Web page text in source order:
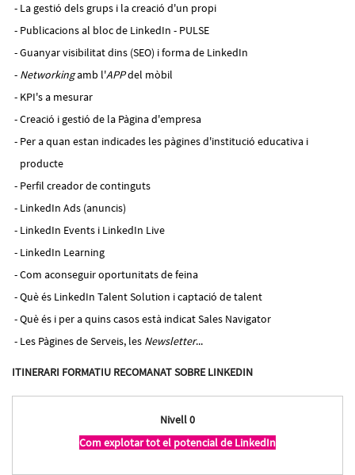
La gestió dels grups i la creació d'un propi
Publicacions al bloc de LinkedIn - PULSE
Guanyar visibilitat dins (SEO) i forma de LinkedIn
Networkingamb l'APPdel mòbil
KPI's a mesurar
Creació i gestió de la Pàgina d'empresa
Per a quan estan indicades les pàgines d'institució educativa i
producte
Perfil creador de continguts
LinkedIn Ads (anuncis)
LinkedIn Events i LinkedIn Live
LinkedIn Learning
Com aconseguir oportunitats de feina
Què és LinkedIn Talent Solution i captació de talent
Què és i per a quins casos està indicat Sales Navigator
Les Pàgines de Serveis, les Newsletter...
ITINERARI FORMATIU RECOMANAT SOBRE LINKEDIN
Nivell 0
Com explotar tot el potencial de LinkedIn